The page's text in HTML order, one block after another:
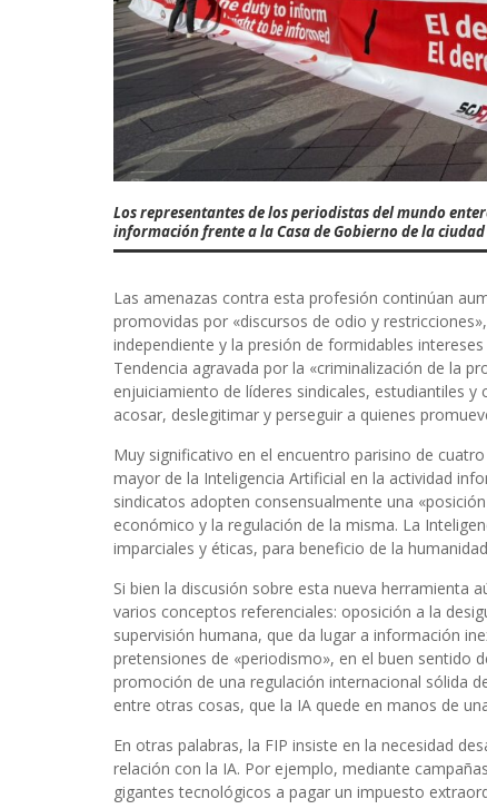
Los representantes de los periodistas del mundo
información frente a la Casa de Gobierno de la
Las amenazas contra esta profesión continúan
promovidas por «discursos de odio y
independiente y la presión de formidables
Tendencia agravada por la «criminalización de la
enjuiciamiento de líderes sindicales, estudiantiles
acosar, deslegitimar y perseguir a quienes
Muy significativo en el encuentro parisino de
mayor de la Inteligencia Artificial en la actividad
sindicatos adopten consensualmente una
económico y la regulación de la misma. La
imparciales y éticas, para beneficio de la
Si bien la discusión sobre esta nueva herramienta
varios conceptos referenciales: oposición a la
supervisión humana, que da lugar a información
pretensiones de «periodismo», en el buen sentido
promoción de una regulación internacional sólida
entre otras cosas, que la IA quede en manos de
En otras palabras, la FIP insiste en la necesidad
relación con la IA. Por ejemplo, mediante
gigantes tecnológicos a pagar un impuesto